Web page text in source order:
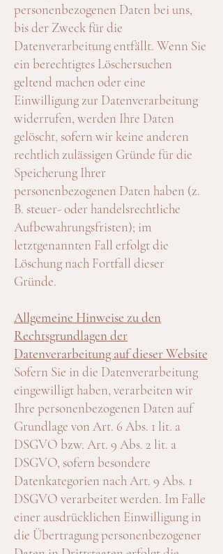
personenbezogenen Daten bei uns,
bis der Zweck für die
Datenverarbeitung entfällt. Wenn Sie
ein berechtigtes Löschersuchen
geltend machen oder eine
Einwilligung zur Datenverarbeitung
widerrufen, werden Ihre Daten
gelöscht, sofern wir keine anderen
rechtlich zulässigen Gründe für die
Speicherung Ihrer
personenbezogenen Daten haben (z.
B. steuer- oder handelsrechtliche
Aufbewahrungsfristen); im
letztgenannten Fall erfolgt die
Löschung nach Fortfall dieser
Gründe.
Allgemeine Hinweise zu den
Rechtsgrundlagen der
Datenverarbeitung auf dieser Website
Sofern Sie in die Datenverarbeitung
eingewilligt haben, verarbeiten wir
Ihre personenbezogenen Daten auf
Grundlage von Art. 6 Abs. 1 lit. a
DSGVO bzw. Art. 9 Abs. 2 lit. a
DSGVO, sofern besondere
Datenkategorien nach Art. 9 Abs. 1
DSGVO verarbeitet werden. Im Falle
einer ausdrücklichen Einwilligung in
die Übertragung personenbezogener